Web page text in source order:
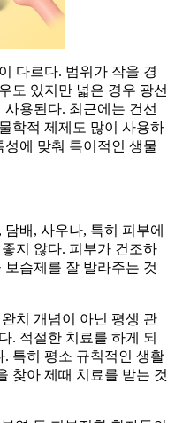
다르다. 범위가 작을 경
도 있지만 넓은 경우 광선
용된다. 최근에는 건선
학적 제제도 많이 사용하
에 맞춰 특이적인 생물
배, 사우나, 특히 피부에
지 않다. 피부가 건조하
습제를 잘 발라주는 것
치 개념이 아닌 평생 관
. 적절한 치료를 하게 되
특히 평소 규칙적인 생활
찾아 제때 치료를 받는 것